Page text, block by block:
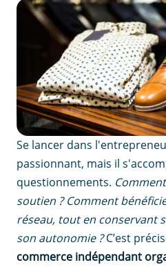
Se lancer dans
passionnant, mais il
questionnements.
soutien ? Comment
réseau, tout en conservant
son autonomie ?C’est
commerce indépendant